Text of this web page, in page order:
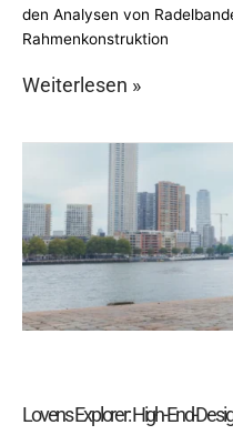
den Analysen von
Rahmenkonstruktion
Weiterlesen »
Lovens Explorer: High-End-
High-
End-
Design
für
den
modernen
Gastbeitrag